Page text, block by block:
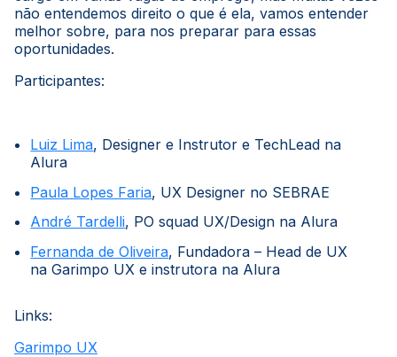
não entendemos direito o que é ela, vamos entender
melhor sobre, para nos preparar para essas
oportunidades.
Participantes:
Luiz Lima, Designer e Instrutor e TechLead na
Alura
Paula Lopes Faria, UX Designer no SEBRAE
André Tardelli, PO squad UX/Design na Alura
Fernanda de Oliveira, Fundadora – Head de UX
na Garimpo UX e instrutora na Alura
Links:
Garimpo UX